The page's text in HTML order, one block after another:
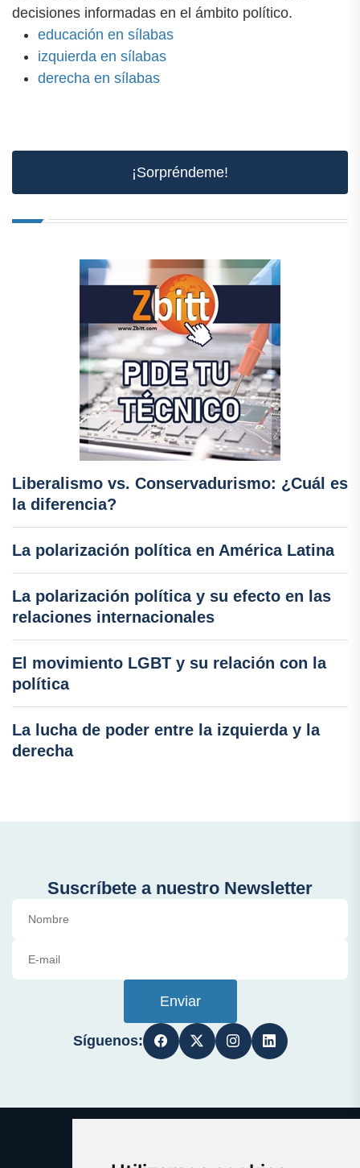
decisiones informadas en el ámbito político.
educación en sílabas
izquierda en sílabas
derecha en sílabas
¡Sorpréndeme!
Liberalismo vs. Conservadurismo: ¿Cuál es
la diferencia?
La polarización política en América Latina
La polarización política y su efecto en las
relaciones internacionales
El movimiento LGBT y su relación con la
política
La lucha de poder entre la izquierda y la
derecha
Suscríbete a nuestro Newsletter
Enviar
Síguenos: